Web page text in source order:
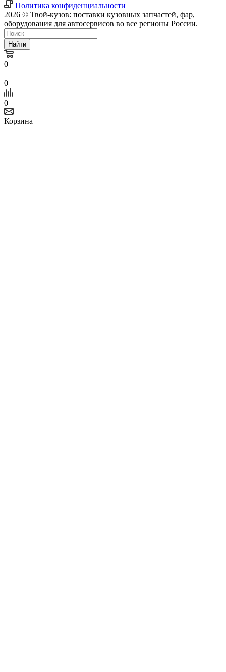
Политика конфиденциальности
2026 © Твой-кузов: поставки кузовных запчастей, фар,
оборудования для автосервисов во все регионы России.
Найти
0
0
0
Корзина